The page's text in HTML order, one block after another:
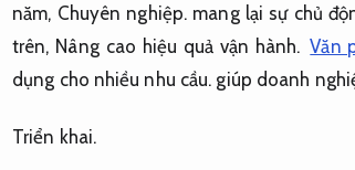
năm, Chuyên nghiệp. mang lại sự chủ
trên, Nâng cao hiệu quả vận hành. Văn
dụng cho nhiều nhu cầu. giúp doanh
Triển khai.